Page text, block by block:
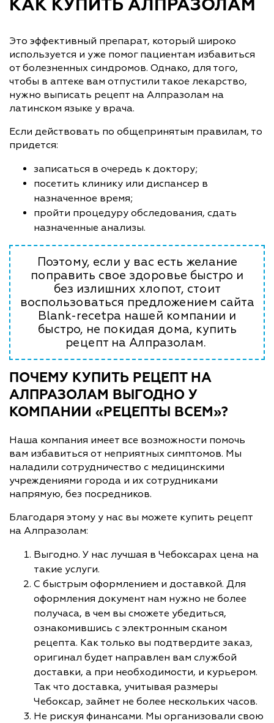
КАК КУПИТЬ АЛПРАЗОЛАМ
Это эффективный препарат, который широко
используется и уже помог пациентам избавиться
от болезненных синдромов. Однако, для того,
чтобы в аптеке вам отпустили такое лекарство,
нужно выписать рецепт на Алпразолам на
латинском языке у врача.
Если действовать по общепринятым правилам, то
придется:
записаться в очередь к доктору;
посетить клинику или диспансер в
назначенное время;
пройти процедуру обследования, сдать
назначенные анализы.
Поэтому, если у вас есть желание
поправить свое здоровье быстро и
без излишних хлопот, стоит
воспользоваться предложением сайта
Blank-recetpa нашей компании и
быстро, не покидая дома, купить
рецепт на Алпразолам.
ПОЧЕМУ КУПИТЬ РЕЦЕПТ НА
АЛПРАЗОЛАМ ВЫГОДНО У
КОМПАНИИ «РЕЦЕПТЫ ВСЕМ»?
Наша компания имеет все возможности помочь
вам избавиться от неприятных симптомов. Мы
наладили сотрудничество с медицинскими
учреждениями города и их сотрудниками
напрямую, без посредников.
Благодаря этому у нас вы можете купить рецепт
на Алпразолам:
Выгодно. У нас лучшая в Чебоксарах цена на
такие услуги.
С быстрым оформлением и доставкой. Для
оформления документ нам нужно не более
получаса, в чем вы сможете убедиться,
ознакомившись с электронным сканом
рецепта. Как только вы подтвердите заказ,
оригинал будет направлен вам службой
доставки, а при необходимости, и курьером.
Так что доставка, учитывая размеры
Чебоксар, займет не более нескольких часов.
Не рискуя финансами. Мы организовали свою